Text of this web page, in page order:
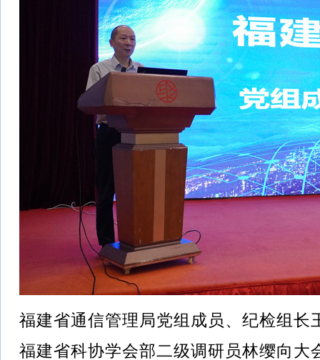
福建省通信管理局党组成员、纪检组长
福建省科协学会部二级调研员林缨向大